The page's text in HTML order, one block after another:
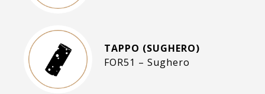
TAPPO (SUGHERO)
FOR51 – Sughero